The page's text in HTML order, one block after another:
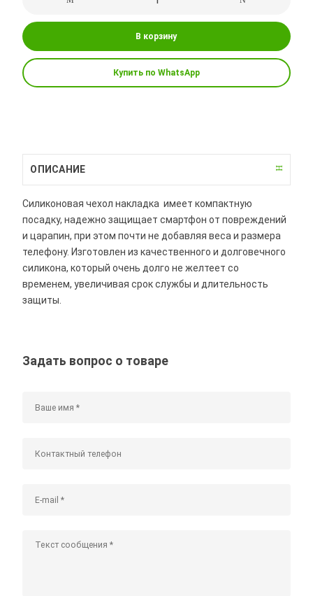
В корзину
Купить по WhatsApp
ОПИСАНИЕ
Силиконовая чехол накладка имеет компактную
посадку, надежно защищает смартфон от повреждений
и царапин, при этом почти не добавляя веса и размера
телефону. Изготовлен из качественного и долговечного
силикона, который очень долго не желтеет со
временем, увеличивая срок службы и длительность
защиты.
Задать вопрос о товаре